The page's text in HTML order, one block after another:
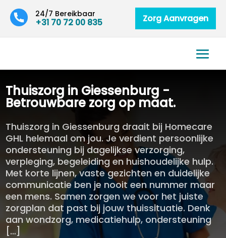
24/7 Bereikbaar
+31 70 72 00 835 Zorg Aanvragen
Thuiszorg in Giessenburg -
Betrouwbare zorg op maat.
Thuiszorg in Giessenburg draait bij Homecare
GHL helemaal om jou. Je verdient persoonlijke
ondersteuning bij dagelijkse verzorging,
verpleging, begeleiding en huishoudelijke hulp.
Met korte lijnen, vaste gezichten en duidelijke
communicatie ben je nooit een nummer maar
een mens. Samen zorgen we voor het juiste
zorgplan dat past bij jouw thuissituatie. Denk
aan wondzorg, medicatiehulp, ondersteuning
[…]